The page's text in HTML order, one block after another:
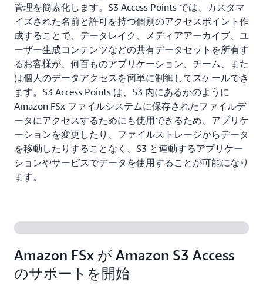
管理を簡素化します。S3 Access Points では、カスタマ
イズされた名前と許可を持つ個別のアクセスポイント作
成することで、データレイク、メディアアーカイブ、ユ
ーザー生成コンテンツなどの共有データセットを所有す
るお客様が、何百ものアプリケーション、チーム、また
は個人のデータアクセスを簡単に制御してスケールでき
ます。S3 Access Points は、S3 内にあるかのように
Amazon FSx ファイルシステムに保存されたファイルデ
ータにアクセスするためにも使用できるため、アプリケ
ーションを変更したり、ファイルストレージからデータ
を移動したりすることなく、S3 と連動するアプリケー
ションやサービスでデータを使用することが可能になり
ます。
Amazon FSx が Amazon S3 Access
のサポートを開始